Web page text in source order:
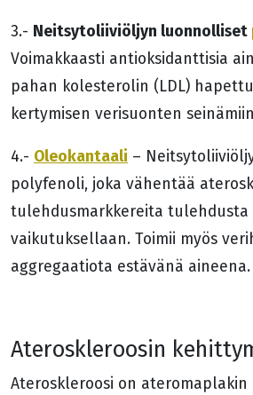
3.- Neitsytoliiviöljyn luonnolliset
Voimakkaasti antioksidanttisia
pahan kolesterolin (LDL)
kertymisen verisuonten
4.- Oleokantaali –
polyfenoli, joka vähentää
tulehdusmarkkereita tulehdusta
vaikutuksellaan. Toimii myös
aggregaatiota estävänä aineena.
Ateroskleroosin
Ateroskleroosi on ateromaplakin